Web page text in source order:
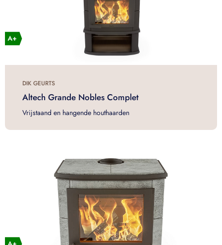
DIK GEURTS
Altech Grande Nobles Complet
Vrijstaand en hangende houthaarden